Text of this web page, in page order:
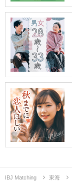
IBJ Matching 東海